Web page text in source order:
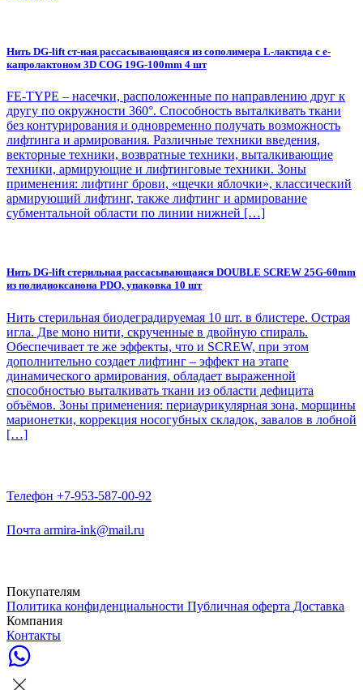
Нить DG-lift ст-ная рассасывающаяся из сополимера L-лактида с е-
капролактоном 3D COG 19G-100mm 4 шт
FE-TYPE – насечки, расположенные по направлению друг к
другу по окружности 360°. Способность выталкивать ткани
без контурирования и одновременно получать возможность
лифтинга и армирования. Различные техники введения,
векторные техники, возвратные техники, выталкивающие
техники, армирующие и лифтинговые техники. Зоны
применения: лифтинг брови, «щечки яблочки», классический
армирующий лифтинг, также лифтинг и армирование
субментальной области по линии нижней […]
Нить DG-lift стерильная рассасывающаяся DOUBLE SCREW 25G-60mm
из полидиоксанона PDO, упаковка 10 шт
Нить стерильная биодеградируемая 10 шт. в блистере. Острая
игла. Две моно нити, скрученные в двойную спираль.
Обеспечивает те же эффекты, что и SCREW, при этом
дополнительно создает лифтинг – эффект на этапе
динамического армирования, обладает выраженной
способностью выталкивать ткани из области дефицита
объёмов. Зоны применения: периаурикулярная зона, морщины
марионетки, коррекция носогубных складок, завалов в лобной
[…]
Телефон +7-953-587-00-92
Почта armira-ink@mail.ru
Покупателям
Политика конфиденциальности Публичная оферта Доставка
Компания
Контакты